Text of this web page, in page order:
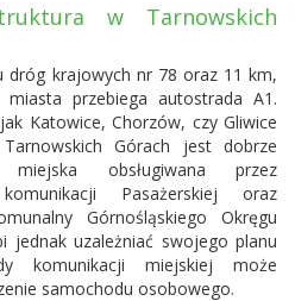
w Tarnowskich
dróg krajowych nr 78 oraz 11 km,
przebiega autostrada A1.
Katowice, Chorzów, czy Gliwice
Górach jest dobrze
miejska obsługiwana przez
Pasażerskiej oraz
Górnośląskiego Okręgu
jednak uzależniać swojego planu
komunikacji miejskiej może
samochodu osobowego.